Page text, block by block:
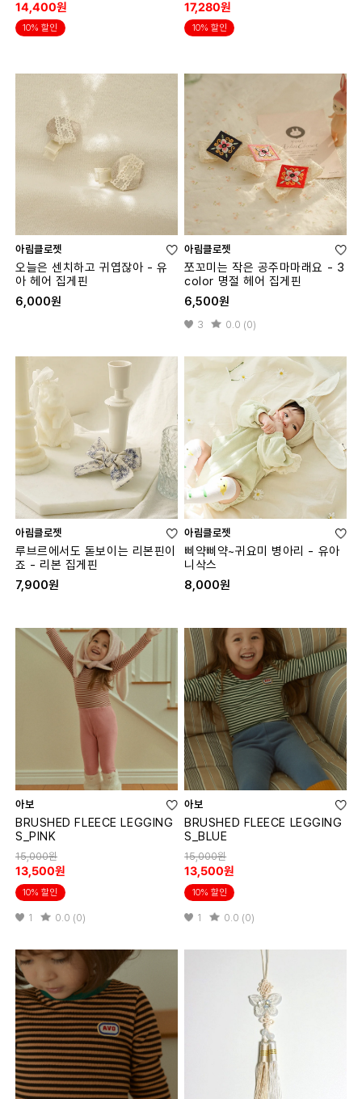
14,400원
10% 할인
17,280원
10% 할인
아림클로젯
오늘은 센치하고 귀엽잖아 - 유
아 헤어 집게핀
6,000원
아림클로젯
쪼꼬미는 작은 공주마마래요 - 3
color 명절 헤어 집게핀
6,500원
3 0.0 (0)
아림클로젯
루브르에서도 돋보이는 리본핀이
죠 - 리본 집게핀
7,900원
아림클로젯
삐약삐약~귀요미 병아리 - 유아
니삭스
8,000원
아보
BRUSHED FLEECE LEGGING
S_PINK
15,000원
13,500원
10% 할인
1 0.0 (0)
아보
BRUSHED FLEECE LEGGING
S_BLUE
15,000원
13,500원
10% 할인
1 0.0 (0)